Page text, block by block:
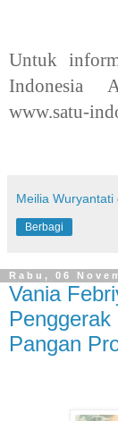
Untuk
Indonesia
www.satu-
Meilia Wuryantati
Berbagi
Rabu, 06
Vania
Pangan